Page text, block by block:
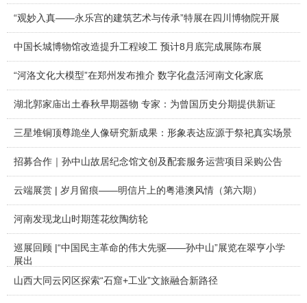
“观妙入真——永乐宫的建筑艺术与传承”特展在四川博物院开展
中国长城博物馆改造提升工程竣工 预计8月底完成展陈布展
“河洛文化大模型”在郑州发布推介 数字化盘活河南文化家底
湖北郭家庙出土春秋早期器物 专家：为曾国历史分期提供新证
三星堆铜顶尊跪坐人像研究新成果：形象表达应源于祭祀真实场景
招募合作｜孙中山故居纪念馆文创及配套服务运营项目采购公告
云端展赏 | 岁月留痕——明信片上的粤港澳风情（第六期）
河南发现龙山时期莲花纹陶纺轮
巡展回顾 |“中国民主革命的伟大先驱——孙中山”展览在翠亨小学
展出
山西大同云冈区探索“石窟+工业”文旅融合新路径